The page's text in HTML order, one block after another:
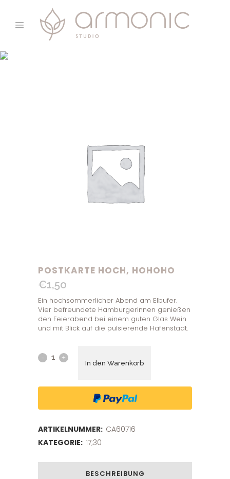
POSTKARTE HOCH, HOHOHO
€1,50
Ein hochsommerlicher Abend am Elbufer.
Vier befreundete Hamburgerinnen genießen
den Feierabend bei einem guten Glas Wein
und mit Blick auf die pulsierende Hafenstadt.
In den Warenkorb
ARTIKELNUMMER: CA60716
KATEGORIE: 17;30
BESCHREIBUNG